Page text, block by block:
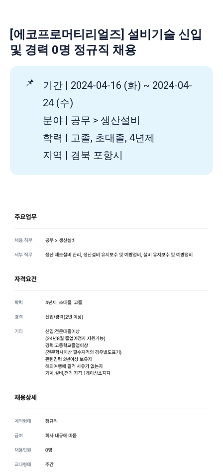
[에코프로머티리얼즈] 설비기술 신입
및 경력 0명 정규직 채용
📌
기간 | 2024-04-16 (화) ~ 2024-04-
24 (수)
분야 | 공무 > 생산설비
학력 | 고졸, 초대졸, 4년제
지역 | 경북 포항시